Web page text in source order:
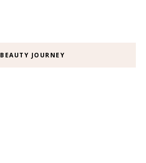
BEAUTY JOURNEY